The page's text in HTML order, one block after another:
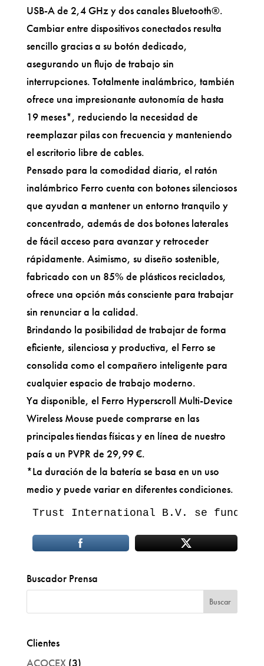
USB-A de 2,4 GHz y dos canales Bluetooth®.
Cambiar entre dispositivos conectados resulta
sencillo gracias a su botón dedicado,
asegurando un flujo de trabajo sin
interrupciones. Totalmente inalámbrico, también
ofrece una impresionante autonomía de hasta
19 meses*, reduciendo la necesidad de
reemplazar pilas con frecuencia y manteniendo
el escritorio libre de cables.
Pensado para la comodidad diaria, el ratón
inalámbrico Ferro cuenta con botones silenciosos
que ayudan a mantener un entorno tranquilo y
concentrado, además de dos botones laterales
de fácil acceso para avanzar y retroceder
rápidamente. Asimismo, su diseño sostenible,
fabricado con un 85% de plásticos reciclados,
ofrece una opción más consciente para trabajar
sin renunciar a la calidad.
Brindando la posibilidad de trabajar de forma
eficiente, silenciosa y productiva, el Ferro se
consolida como el compañero inteligente para
cualquier espacio de trabajo moderno.
Ya disponible, el Ferro Hyperscroll Multi-Device
Wireless Mouse puede comprarse en las
principales tiendas físicas y en línea de nuestro
país a un PVPR de 29,99 €.
*La duración de la batería se basa en un uso
medio y puede variar en diferentes condiciones.
Trust International B.V. se fundó
Buscador Prensa
Clientes
ACOCEX(3)